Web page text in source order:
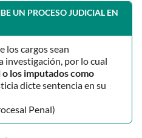
UN PROCESO JUDICIAL EN
los cargos sean
investigación, por lo cual
los imputados como
dicte sentencia en su
Penal)